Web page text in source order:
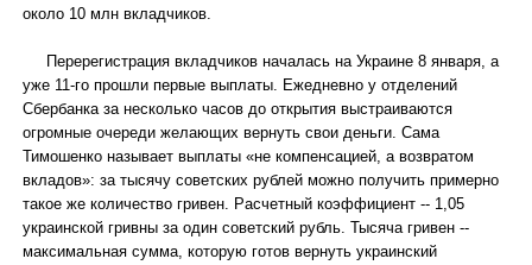
около 10 млн вкладчиков.
Перерегистрация вкладчиков началась на Украине 8 января, а
уже 11-го прошли первые выплаты. Ежедневно у отделений
Сбербанка за несколько часов до открытия выстраиваются
огромные очереди желающих вернуть свои деньги. Сама
Тимошенко называет выплаты «не компенсацией, а возвратом
вкладов»: за тысячу советских рублей можно получить примерно
такое же количество гривен. Расчетный коэффициент -- 1,05
украинской гривны за один советский рубль. Тысяча гривен --
максимальная сумма, которую готов вернуть украинский